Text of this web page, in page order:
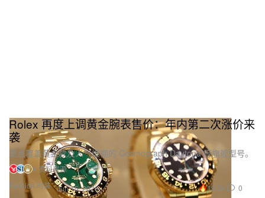
Fashion 时装
Rolex 再度上调黄金腕表售价：年内第二次涨价来
袭
重点覆盖黄金款及人气爆棚的 Cosmograph Daytona 等旗舰型号。
4 资料来源
Jun 15, 2026
19.3K 0